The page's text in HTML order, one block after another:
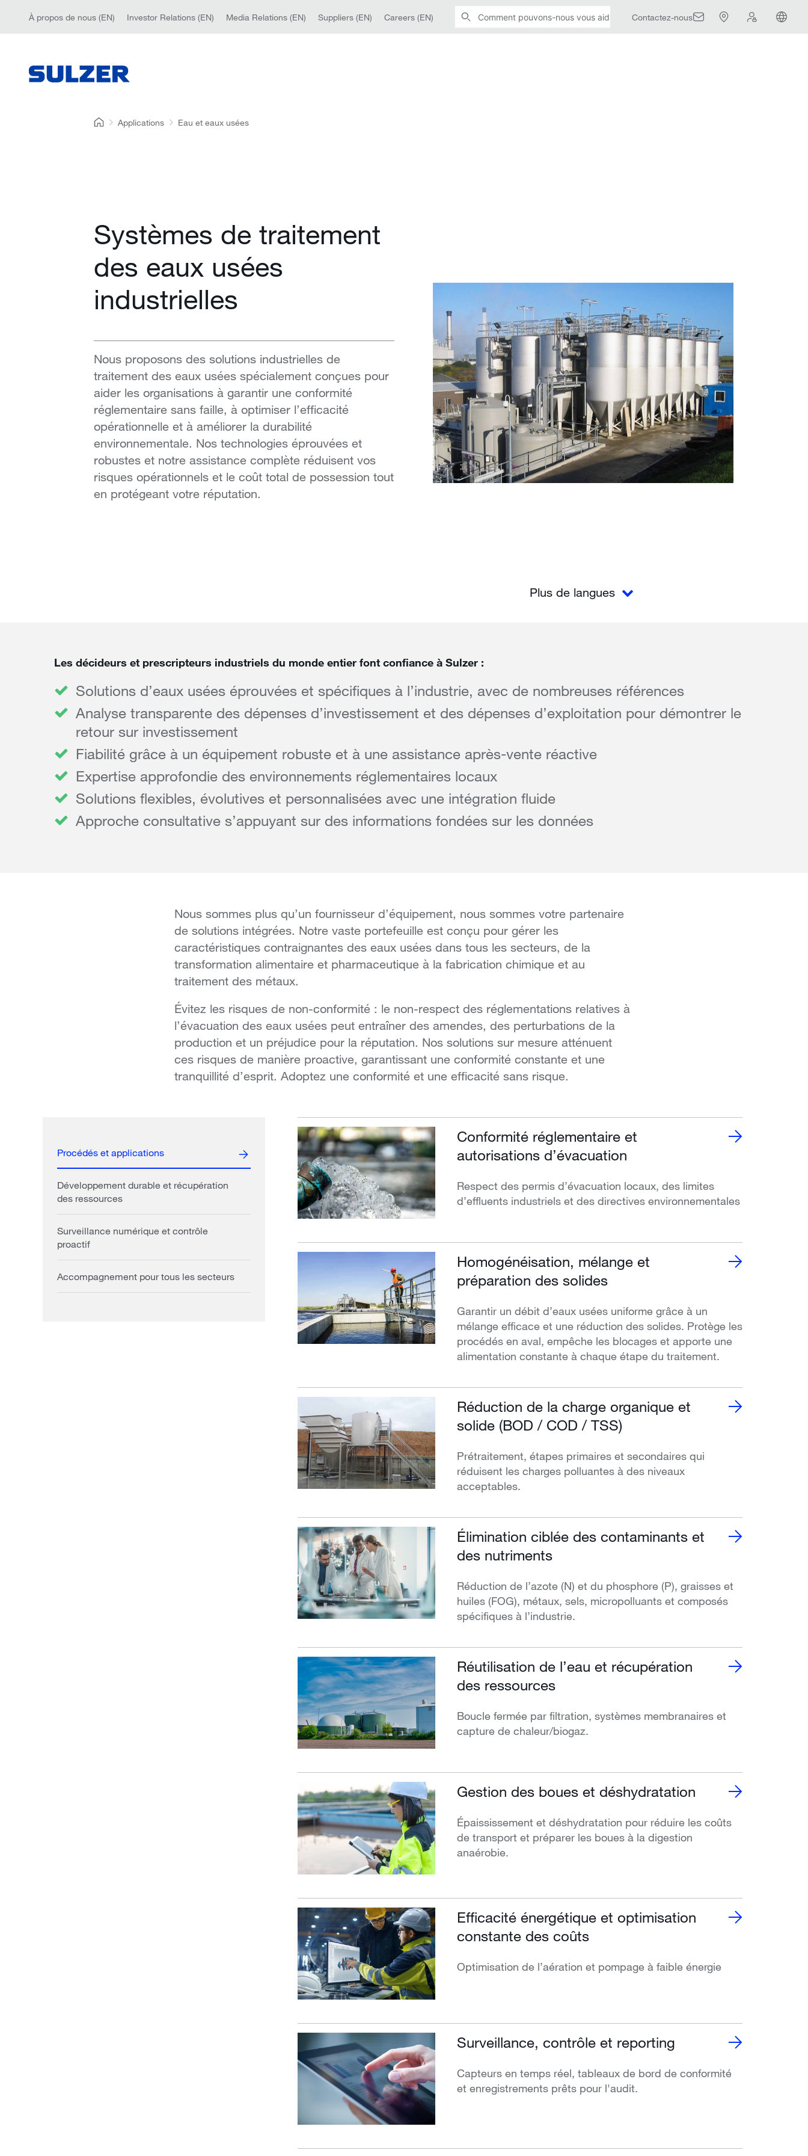
Contactez-nous
À propos de nous (EN) Investor Relations (EN) Media Relations (EN) Suppliers (EN) Careers (EN)
Applications Eau et eaux usées
Systèmes de traitement
des eaux usées
industrielles
Nous proposons des solutions industrielles de
traitement des eaux usées spécialement conçues pour
aider les organisations à garantir une conformité
réglementaire sans faille, à optimiser l’efficacité
opérationnelle et à améliorer la durabilité
environnementale. Nos technologies éprouvées et
robustes et notre assistance complète réduisent vos
risques opérationnels et le coût total de possession tout
en protégeant votre réputation.
Plus de langues
Les décideurs et prescripteurs industriels du monde entier font confiance à Sulzer :
Solutions d’eaux usées éprouvées et spécifiques à l’industrie, avec de nombreuses références
Analyse transparente des dépenses d’investissement et des dépenses d’exploitation pour démontrer le
retour sur investissement
Fiabilité grâce à un équipement robuste et à une assistance après-vente réactive
Expertise approfondie des environnements réglementaires locaux
Solutions flexibles, évolutives et personnalisées avec une intégration fluide
Approche consultative s’appuyant sur des informations fondées sur les données
Nous sommes plus qu’un fournisseur d’équipement, nous sommes votre partenaire
de solutions intégrées. Notre vaste portefeuille est conçu pour gérer les
caractéristiques contraignantes des eaux usées dans tous les secteurs, de la
transformation alimentaire et pharmaceutique à la fabrication chimique et au
traitement des métaux.
Évitez les risques de non-conformité : le non-respect des réglementations relatives à
l’évacuation des eaux usées peut entraîner des amendes, des perturbations de la
production et un préjudice pour la réputation. Nos solutions sur mesure atténuent
ces risques de manière proactive, garantissant une conformité constante et une
tranquillité d’esprit. Adoptez une conformité et une efficacité sans risque.
Procédés et applications
Conformité réglementaire et
autorisations d’évacuation
Respect des permis d’évacuation locaux, des limites
d’effluents industriels et des directives environnementales
Homogénéisation, mélange et
préparation des solides
Garantir un débit d’eaux usées uniforme grâce à un
mélange efficace et une réduction des solides. Protège les
procédés en aval, empêche les blocages et apporte une
alimentation constante à chaque étape du traitement.
Réduction de la charge organique et
solide (BOD / COD / TSS)
Prétraitement, étapes primaires et secondaires qui
réduisent les charges polluantes à des niveaux
acceptables.
Élimination ciblée des contaminants et
des nutriments
Réduction de l’azote (N) et du phosphore (P), graisses et
huiles (FOG), métaux, sels, micropolluants et composés
spécifiques à l’industrie.
Réutilisation de l’eau et récupération
des ressources
Boucle fermée par filtration, systèmes membranaires et
capture de chaleur/biogaz.
Gestion des boues et déshydratation
Épaississement et déshydratation pour réduire les coûts
de transport et préparer les boues à la digestion
anaérobie.
Efficacité énergétique et optimisation
constante des coûts
Optimisation de l’aération et pompage à faible énergie
Surveillance, contrôle et reporting
Capteurs en temps réel, tableaux de bord de conformité
et enregistrements prêts pour l'audit.
Développement durable et récupération
des ressources
Surveillance numérique et contrôle
proactif
Accompagnement pour tous les secteurs